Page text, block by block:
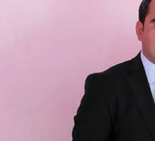
Son Dakika Haberleri
Haber Arşivi